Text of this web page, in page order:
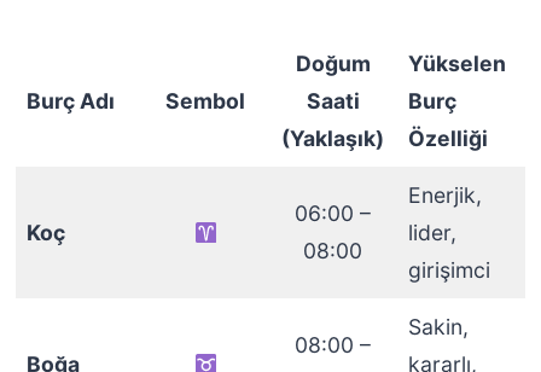
Burç Adı Sembol
Doğum
Saati
(Yaklaşık)
Yükselen
Burç
Özelliği
Koç
06:00 –
08:00
Enerjik,
lider,
girişimci
Boğa
08:00 –
Sakin,
kararlı,